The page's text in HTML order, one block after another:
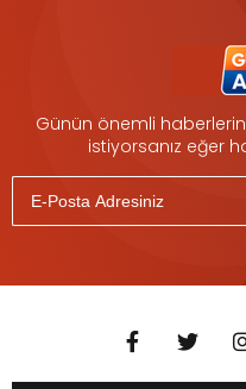
Günün önemli
istiyorsanız eğer